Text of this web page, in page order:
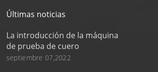
Últimas noticias
La introducción de la máquina
de prueba de cuero
septiembre 07,2022